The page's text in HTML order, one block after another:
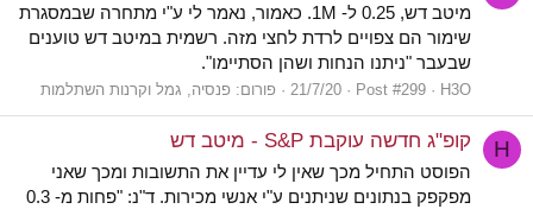
מיטב דש, 0.25 ל- 1M. כאמור, נאמר לי ע"י מתחרה שבמסגרת
שימור הם צפויים לרדת לחצי מזה. רשמית במיטב דש טוענים
שבעבר "ניתנו הנחות ושהן הסתיימו".
H3O
Post #299
21/7/20 פורום: פנסיה, גמל וקרנות השתלמות
H קופ"ג חדשה עוקבת S&P - מיטב דש
הפוסט התחיל מכך שאין לי עדיין את התשובות ומכך שאני
מפקפק בנתונים שניתנים ע"י אנשי מכירות. ד"נ: "פחות מ- 0.3